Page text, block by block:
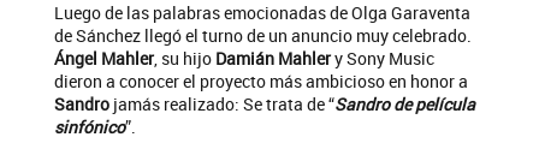
Luego de las palabras emocionadas de Olga Garaventa
de Sánchez llegó el turno de un anuncio muy celebrado.
Ángel Mahler, su hijo Damián Mahlery Sony Music
dieron a conocer el proyecto más ambicioso en honor a
Sandro jamás realizado: Se trata de “Sandro de película
sinfónico”.